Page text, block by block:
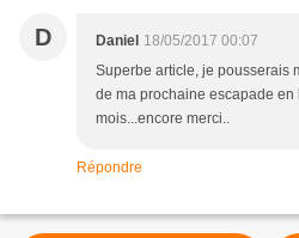
D Daniel 18/05/2017 00:07
Superbe article, je pousserais
de ma prochaine escapade en
mois...encore merci..
Répondre